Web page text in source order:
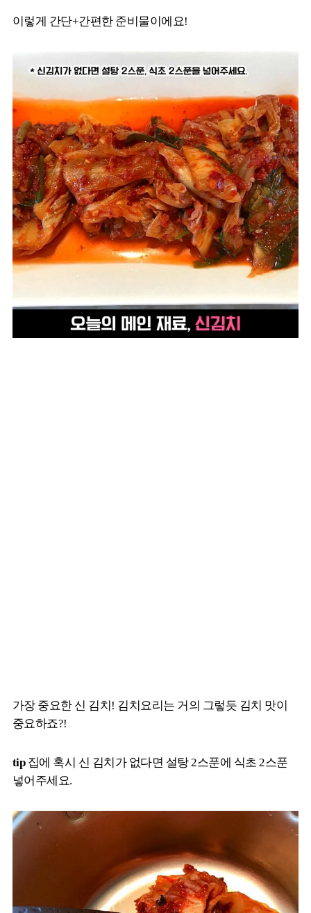
이렇게 간단+간편한 준비물이에요!
가장 중요한 신 김치! 김치요리는 거의 그렇듯 김치 맛이
중요하죠?!
tip 집에 혹시 신 김치가 없다면 설탕 2스푼에 식초 2스푼
넣어주세요.